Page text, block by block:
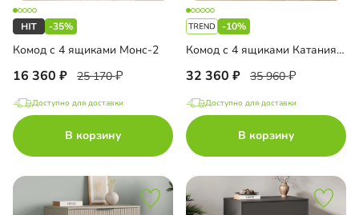
-35%
Комод с 4 ящиками Монс-2
16 360 25 170
Доступно для доставки
В корзину
-10%
Комод с 4 ящиками Катания-3
32 360 35 960
Доступно для доставки
В корзину